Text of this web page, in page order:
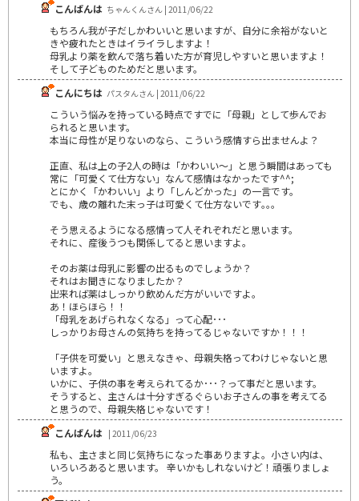
こんばんは ちゃんくんさん | 2011/06/22
もちろん我が子だしかわいいと思いますが、自分に余裕がないと
きや疲れたときはイライラしますよ！
母乳より薬を飲んで落ち着いた方が育児しやすいと思いますよ！
そして子どものためだと思います。
こんにちは パスタんさん | 2011/06/22
こういう悩みを持っている時点ですでに「母親」として歩んでお
られると思います。
本当に母性が足りないのなら、こういう感情すら出ませんよ？
正直、私は上の子2人の時は「かわいい～」と思う瞬間はあっても
常に「可愛くて仕方ない」なんて感情はなかったです^^;
とにかく「かわいい」より「しんどかった」の一言です。
でも、歳の離れた末っ子は可愛くて仕方ないです｡｡｡
そう思えるようになる感情って人それぞれだと思います。
それに、産後うつも関係してると思いますよ。
そのお薬は母乳に影響の出るものでしょうか？
それはお聞きになりましたか？
出来れば薬はしっかり飲めんだ方がいいですよ。
あ！ほらほら！！
「母乳をあげられなくなる」って心配･･･
しっかりお母さんの気持ちを持ってるじゃないですか！！！
「子供を可愛い」と思えなきゃ、母親失格ってわけじゃないと思
いますよ。
いかに、子供の事を考えられてるか･･･？って事だと思います。
そうすると、主さんは十分すぎるぐらいお子さんの事を考えてる
と思うので、母親失格じゃないです！
こんばんは | 2011/06/23
私も、主さまと同じ気持ちになった事ありますよ。小さい内は、
いろいろあると思います。 辛いかもしれないけど！頑張りましょ
う。